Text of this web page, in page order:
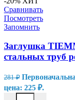
Сравнивать
Посмотреть
Запомнить
Заглушка
стальных труб
281₽
цена: 225 ₽.